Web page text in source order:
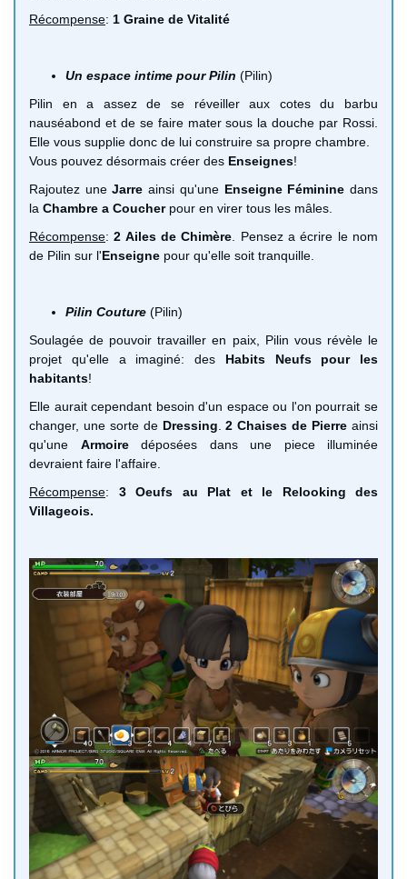
Récompense: 1 Graine de Vitalité
Un espace intime pour Pilin (Pilin)
Pilin en a assez de se réveiller aux cotes du barbu
nauséabond et de se faire mater sous la douche par Rossi.
Elle vous supplie donc de lui construire sa propre chambre.
Vous pouvez désormais créer des Enseignes!
Rajoutez uneJarre ainsi qu'une Enseigne Féminine dans
la Chambre a Coucher pour en virer tous les mâles.
Récompense:2 Ailes de Chimère . Pensez a écrire le nom
de Pilin sur l'Enseigne pour qu'elle soit tranquille.
Pilin Couture (Pilin)
Soulagée de pouvoir travailler en paix, Pilin vous révèle le
projet qu'elle a imaginé: des Habits Neufs pour les
habitants!
Elle aurait cependant besoin d'un espace ou l'on pourrait se
changer, une sorte de Dressing .2 Chaises de Pierre ainsi
qu'une Armoiredéposées dans une piece illuminée
devraient faire l'affaire.
Récompense: 3 Oeufs au Plat et le Relooking des
Villageois.